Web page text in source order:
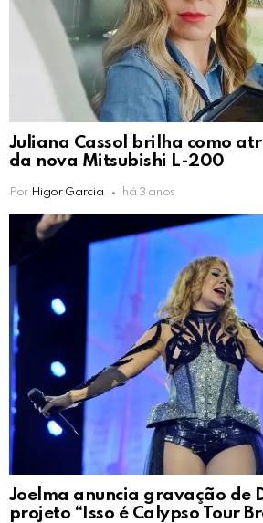
Juliana Cassol brilha como
da nova Mitsubishi L-200
Por Higor Garcia há 3 anos
Joelma anuncia gravação de
projeto “Isso é Calypso Tour